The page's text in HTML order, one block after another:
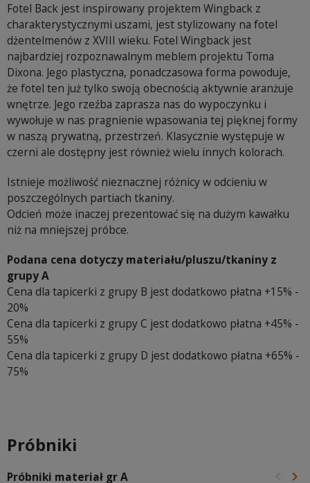
Fotel Back jest inspirowany projektem Wingback z
charakterystycznymi uszami, jest stylizowany na fotel
dżentelmenów z XVIII wieku. Fotel Wingback jest
najbardziej rozpoznawalnym meblem projektu Toma
Dixona. Jego plastyczna, ponadczasowa forma powoduje,
że fotel ten już tylko swoją obecnością aktywnie aranżuje
wnętrze. Jego rzeźba zaprasza nas do wypoczynku i
wywołuje w nas pragnienie wpasowania tej pięknej formy
w naszą prywatną, przestrzeń. Klasycznie występuje w
czerni ale dostępny jest również wielu innych kolorach.
Istnieje możliwość nieznacznej różnicy w odcieniu w
poszczególnych partiach tkaniny.
Odcień może inaczej prezentować się na dużym kawałku
niż na mniejszej próbce.
Podana cena dotyczy materiału/pluszu/tkaniny z
grupy A
Cena dla tapicerki z grupy B jest dodatkowo płatna +15% -
20%
Cena dla tapicerki z grupy C jest dodatkowo płatna +45% -
55%
Cena dla tapicerki z grupy D jest dodatkowo płatna +65% -
75%
Próbniki
Próbniki materiał gr A keyboard_arrow_left keyboard_arrow_right